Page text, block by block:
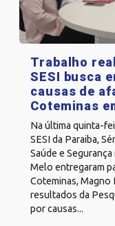
Trabalho
SESI busca
causas de
Coteminas
Na última quinta-
SESI da Paraiba,
Saúde e
Melo entregaram
Coteminas, Magno
resultados da
por causas...